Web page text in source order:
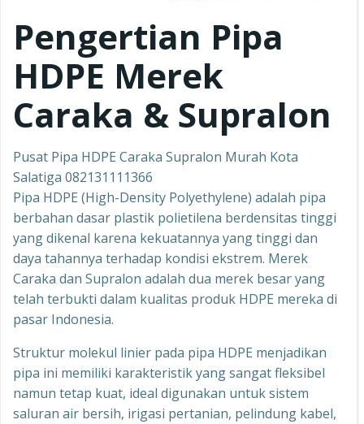
Pengertian Pipa
HDPE Merek
Caraka & Supralon
Pusat Pipa HDPE Caraka Supralon Murah Kota
Salatiga 082131111366
Pipa HDPE (High-Density Polyethylene) adalah pipa
berbahan dasar plastik polietilena berdensitas tinggi
yang dikenal karena kekuatannya yang tinggi dan
daya tahannya terhadap kondisi ekstrem. Merek
Caraka dan Supralon adalah dua merek besar yang
telah terbukti dalam kualitas produk HDPE mereka di
pasar Indonesia.
Struktur molekul linier pada pipa HDPE menjadikan
pipa ini memiliki karakteristik yang sangat fleksibel
namun tetap kuat, ideal digunakan untuk sistem
saluran air bersih, irigasi pertanian, pelindung kabel,